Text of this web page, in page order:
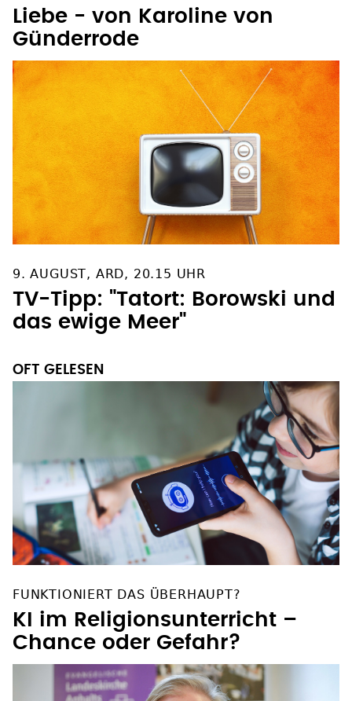
Liebe - von Karoline von
Günderrode
9. AUGUST, ARD, 20.15 UHR
TV-Tipp: "Tatort: Borowski und
das ewige Meer"
OFT GELESEN
FUNKTIONIERT DAS ÜBERHAUPT?
KI im Religionsunterricht –
Chance oder Gefahr?